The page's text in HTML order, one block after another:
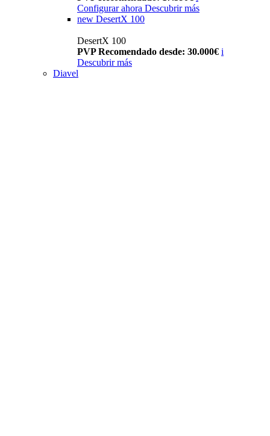
Configurar ahora Descubrir más
new DesertX 100
DesertX 100
PVP Recomendado desde: 30.000€ i
Descubrir más
Diavel